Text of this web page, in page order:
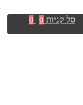
סל קניות 0
0